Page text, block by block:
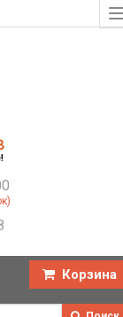
Корзина